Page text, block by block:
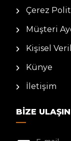
Çerez
Müşteri
Kişisel
Künye
İletişim
BIZE ULAŞIN